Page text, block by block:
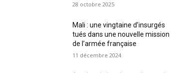
28 octobre 2025
Mali : une vingtaine d’insurgés
tués dans une nouvelle mission
de l’armée française
11 décembre 2024